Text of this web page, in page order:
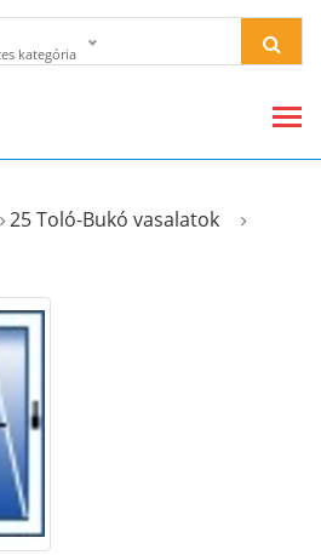
kategória
25 Toló-Bukó vasalatok